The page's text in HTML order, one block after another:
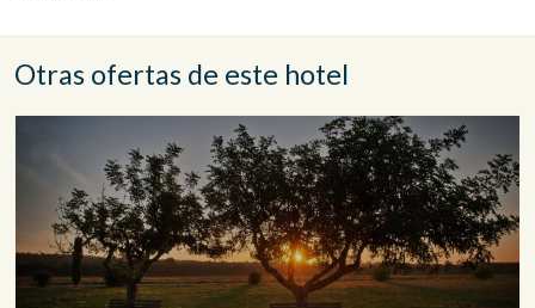
Otras ofertas de este hotel